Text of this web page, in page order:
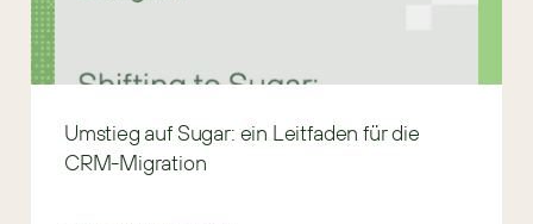
Umstieg auf Sugar: ein Leitfaden für die
CRM-Migration